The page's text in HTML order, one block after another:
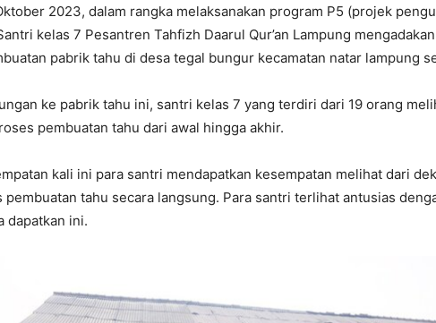
2023, dalam rangka melaksanakan program P5 (projek
kelas 7 Pesantren Tahfizh Daarul Qur’an Lampung
pabrik tahu di desa tegal bungur kecamatan natar lampung
ke pabrik tahu ini, santri kelas 7 yang terdiri dari 19 orang
pembuatan tahu dari awal hingga akhir.
kali ini para santri mendapatkan kesempatan melihat dari
pembuatan tahu secara langsung. Para santri terlihat antusias
dapatkan ini.